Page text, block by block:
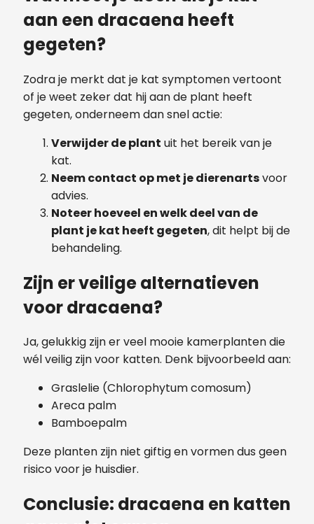
aan een dracaena heeft
gegeten?
Zodra je merkt dat je kat symptomen vertoont
of je weet zeker dat hij aan de plant heeft
gegeten, onderneem dan snel actie:
Verwijder de plant uit het bereik van je
kat.
Neem contact op met je dierenartsvoor
advies.
Noteer hoeveel en welk deel van de
plant je kat heeft gegeten, dit helpt bij de
behandeling.
Zijn er veilige alternatieven
voor dracaena?
Ja, gelukkig zijn er veel mooie kamerplanten die
wél veilig zijn voor katten. Denk bijvoorbeeld aan:
Graslelie (Chlorophytum comosum)
Areca palm
Bamboepalm
Deze planten zijn niet giftig en vormen dus geen
risico voor je huisdier.
Conclusie: dracaena en katten